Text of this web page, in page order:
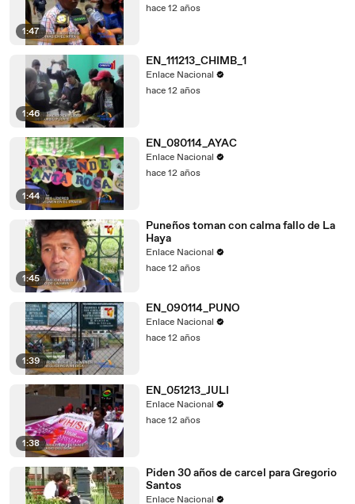
1:47
hace 12 años
1:46
EN_111213_CHIMB_1
Enlace Nacional
hace 12 años
1:44
EN_080114_AYAC
Enlace Nacional
hace 12 años
1:45
Puneños toman con calma fallo de La
Haya
Enlace Nacional
hace 12 años
1:39
EN_090114_PUNO
Enlace Nacional
hace 12 años
1:38
EN_051213_JULI
Enlace Nacional
hace 12 años
Piden 30 años de carcel para Gregorio
Santos
Enlace Nacional